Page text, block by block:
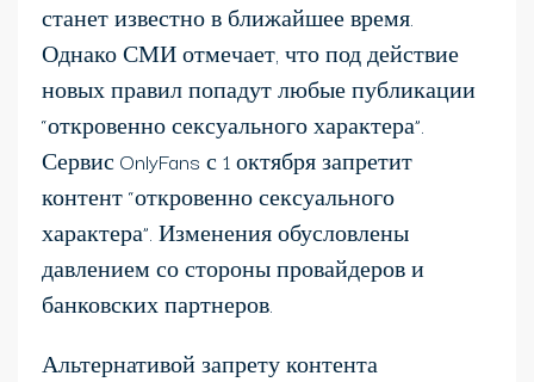
станет известно в ближайшее время.
Однако СМИ отмечает, что под действие
новых правил попадут любые публикации
“откровенно сексуального характера”.
Сервис OnlyFans с 1 октября запретит
контент “откровенно сексуального
характера”. Изменения обусловлены
давлением со стороны провайдеров и
банковских партнеров.
Альтернативой запрету контента